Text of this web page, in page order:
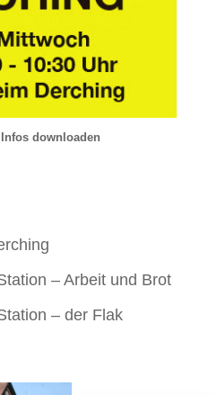
downloaden
– Arbeit und Brot
– der Flak